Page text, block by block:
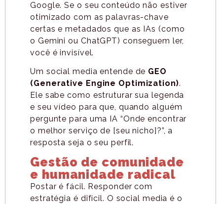
Google. Se o seu conteúdo não estiver
otimizado com as palavras-chave
certas e metadados que as IAs (como
o Gemini ou ChatGPT) conseguem ler,
você é invisível.
Um social media entende de GEO
(Generative Engine Optimization).
Ele sabe como estruturar sua legenda
e seu vídeo para que, quando alguém
pergunte para uma IA “Onde encontrar
o melhor serviço de [seu nicho]?”, a
resposta seja o seu perfil.
Gestão de comunidade
e humanidade radical
Postar é fácil. Responder com
estratégia é difícil. O social media é o